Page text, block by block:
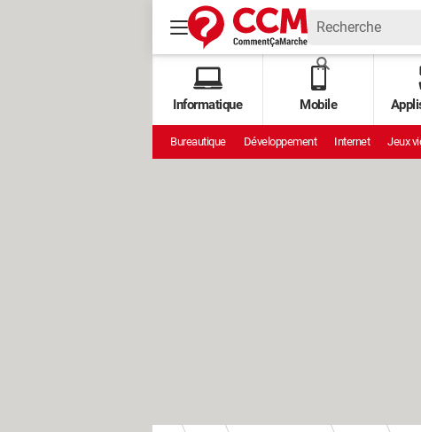
Informatique Mobile
Bureautique Développement Internet Jeux